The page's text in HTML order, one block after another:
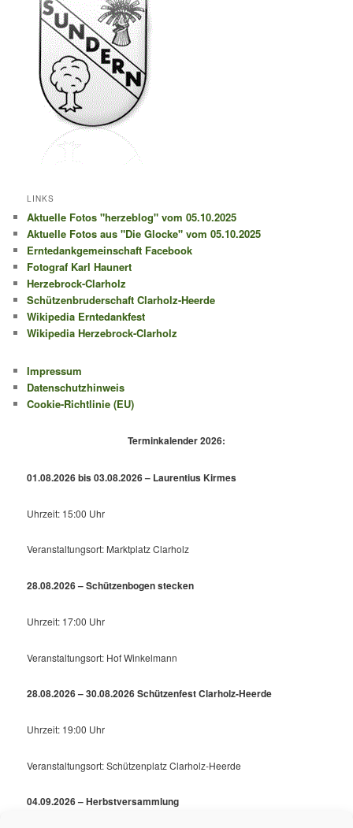
LINKS
Aktuelle Fotos "herzeblog" vom 05.10.2025
Aktuelle Fotos aus "Die Glocke" vom 05.10.2025
Erntedankgemeinschaft Facebook
Fotograf Karl Haunert
Herzebrock-Clarholz
Schützenbruderschaft Clarholz-Heerde
Wikipedia Erntedankfest
Wikipedia Herzebrock-Clarholz
Impressum
Datenschutzhinweis
Cookie-Richtlinie (EU)
Terminkalender 2026:
01.08.2026 bis 03.08.2026 – Laurentius Kirmes
Uhrzeit: 15:00 Uhr
Veranstaltungsort: Marktplatz Clarholz
28.08.2026 – Schützenbogen stecken
Uhrzeit: 17:00 Uhr
Veranstaltungsort: Hof Winkelmann
28.08.2026 – 30.08.2026 Schützenfest Clarholz-Heerde
Uhrzeit: 19:00 Uhr
Veranstaltungsort: Schützenplatz Clarholz-Heerde
04.09.2026 – Herbstversammlung